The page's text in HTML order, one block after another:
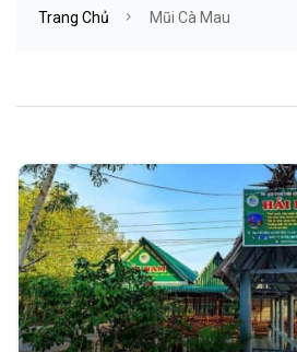
Trang Chủ Mũi Cà Mau